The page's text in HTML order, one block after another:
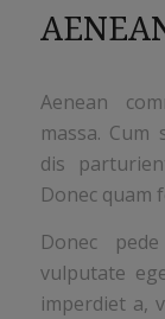
Aenean
massa.
dis
Donec quam
Donec
vulputate
imperdiet a,